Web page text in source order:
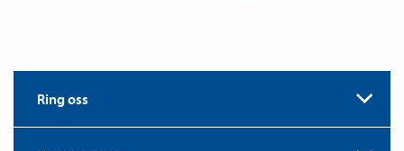
Ring oss